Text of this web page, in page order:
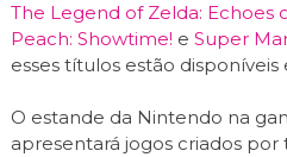
The Legend of Zelda: Echoes
Peach: Showtime! e Super
esses títulos estão
O estande da Nintendo na
apresentará jogos criados por